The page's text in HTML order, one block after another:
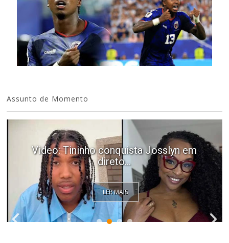
Assunto de Momento
Video: Tininho conquista Josslyn em
direto...
LER MAIS